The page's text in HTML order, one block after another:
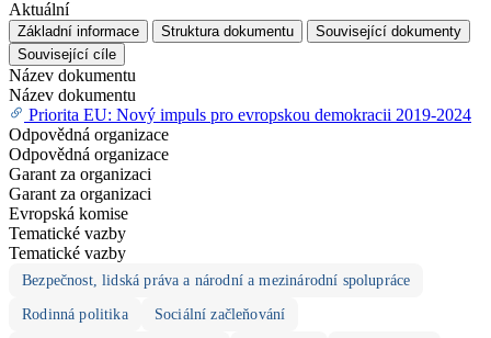
Aktuální
Základní informace Struktura dokumentu
Související dokumenty
Související cíle
Název dokumentu
Název dokumentu
Priorita EU: Nový impuls pro evropskou demokracii 2019-2024
Odpovědná organizace
Odpovědná organizace
Garant za organizaci
Garant za organizaci
Evropská komise
Tematické vazby
Tematické vazby
Bezpečnost, lidská práva a národní a mezinárodní spolupráce
Rodinná politika Sociální začleňování